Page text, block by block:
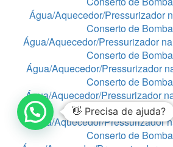
Água/Aquecedor/Pressurizador
Conserto de
Água/Aquecedor/Pressurizador
Conserto de
Água/Aquecedor/Pressurizador
Conserto de
Água/Aquecedor/Pressurizador
Conserto de
Água/Aquecedor/Pressurizador
Conserto de
👋 Precisa de ajuda?